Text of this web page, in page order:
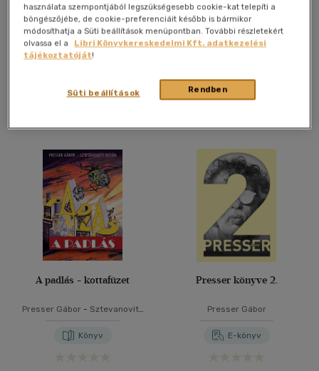
Árinformációk
Fogyasztói ár:
Árinformációk
Kosárba
A padlás - kottafüzet
Presser Gábor - Sztevanovity
Könyv
Presser könyve 2.
Presser Gábor
E-könyv
használata szempontjából legszükségesebb cookie-kat telepíti a
böngészőjébe, de cookie-preferenciáit később is bármikor
módosíthatja a Süti beállítások menüpontban. További részletekért
olvassa el a
Libri Könyvkereskedelmi Kft. adatkezelési
tájékoztatóját!
Rendben
Süti beállítások